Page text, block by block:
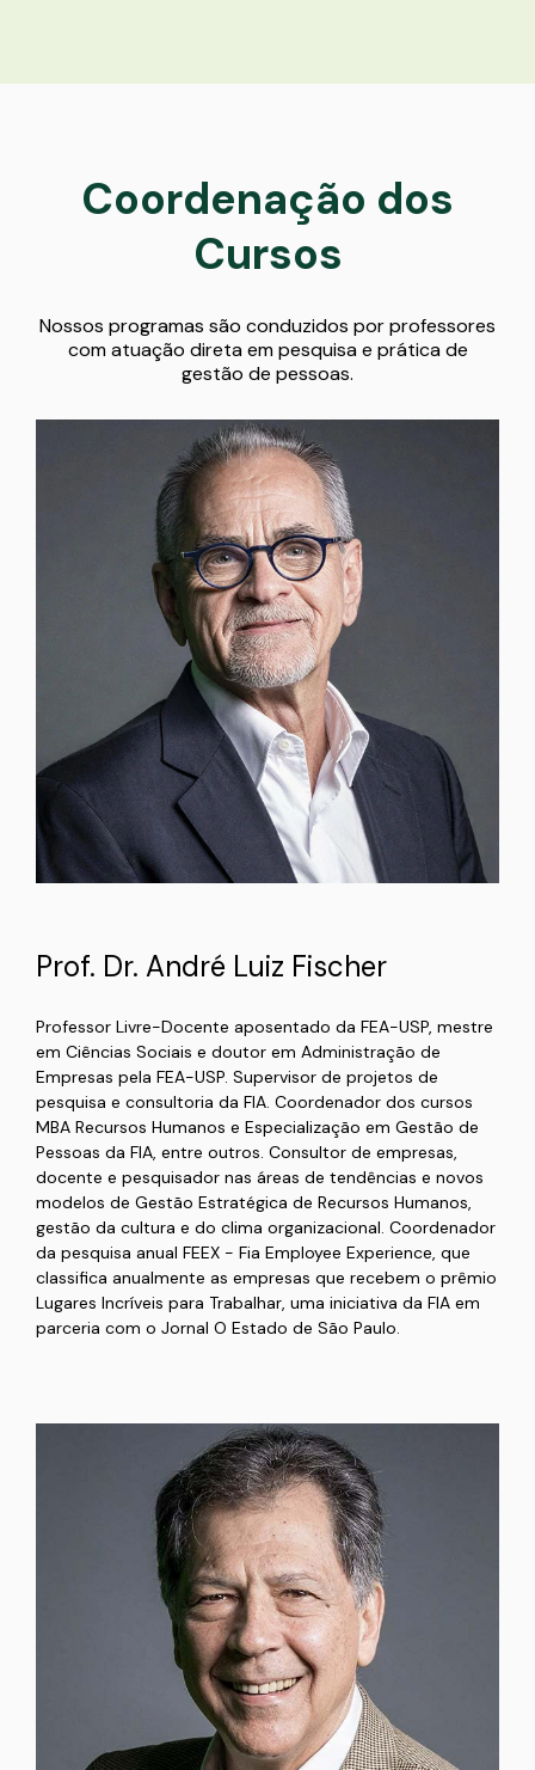
Coordenação dos
Cursos
Nossos programas são conduzidos por professores
com atuação direta em pesquisa e prática de
gestão de pessoas.
Prof. Dr. André Luiz Fischer
Professor Livre-Docente aposentado da FEA-USP, mestre
em Ciências Sociais e doutor em Administração de
Empresas pela FEA-USP. Supervisor de projetos de
pesquisa e consultoria da FIA. Coordenador dos cursos
MBA Recursos Humanos e Especialização em Gestão de
Pessoas da FIA, entre outros. Consultor de empresas,
docente e pesquisador nas áreas de tendências e novos
modelos de Gestão Estratégica de Recursos Humanos,
gestão da cultura e do clima organizacional. Coordenador
da pesquisa anual FEEX - Fia Employee Experience, que
classifica anualmente as empresas que recebem o prêmio
Lugares Incríveis para Trabalhar, uma iniciativa da FIA em
parceria com o Jornal O Estado de São Paulo.